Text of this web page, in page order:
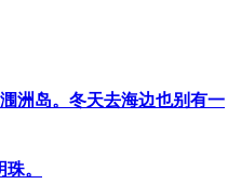
洲岛。冬天去海边也别有一
。